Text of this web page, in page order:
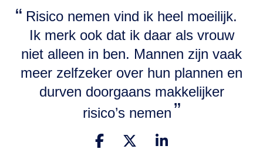
Risico nemen vind ik heel moeilijk.
Ik merk ook dat ik daar als vrouw
niet alleen in ben. Mannen zijn vaak
meer zelfzeker over hun plannen en
durven doorgaans makkelijker
risico’s nemen